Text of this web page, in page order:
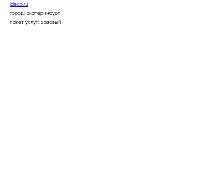
ideco.ru
город: Екатеринбург
пакет услуг: Базовый